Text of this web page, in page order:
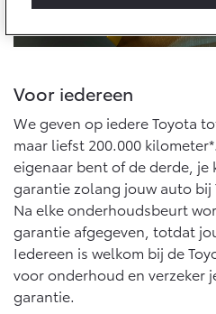
Corolla Cross
Vanaf € 39.995,-
Toyota C-HR+
BATTERIJ-ELEKTRISCH
10 jaar batterijgarantie
Toyota fabrieksgarantie
Onderdelen & Accessoires
Onderdelen
Accessoires
Banden
Connected
Connected Services
Energie en slim laden
Verzekeren
Toyota Autoverzekering
Toyota Hybride
Bedrijfswagens
Financieren of leasen
Verzekeren
Voor iedereen
We geven op iedere Toyota
maar liefst 200.000
eigenaar bent of de derde, je
garantie zolang jouw auto bij
Na elke onderhoudsbeurt
garantie afgegeven, totdat
Iedereen is welkom bij de
voor onderhoud en verzeker
garantie.